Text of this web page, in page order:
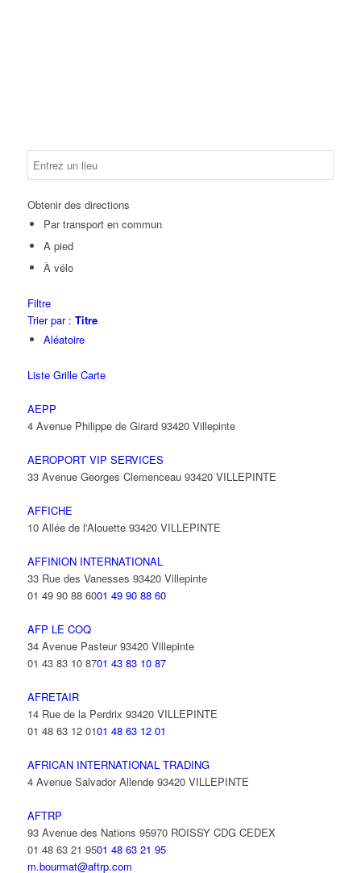
Obtenir des directions
Par transport en commun
A pied
À vélo
Filtre
Trier par : Titre
Aléatoire
Liste Grille Carte
AEPP
4 Avenue Philippe de Girard 93420 Villepinte
AEROPORT VIP SERVICES
33 Avenue Georges Clemenceau 93420 VILLEPINTE
AFFICHE
10 Allée de l'Alouette 93420 VILLEPINTE
AFFINION INTERNATIONAL
33 Rue des Vanesses 93420 Villepinte
01 49 90 88 6001 49 90 88 60
AFP LE COQ
34 Avenue Pasteur 93420 Villepinte
01 43 83 10 8701 43 83 10 87
AFRETAIR
14 Rue de la Perdrix 93420 VILLEPINTE
01 48 63 12 0101 48 63 12 01
AFRICAN INTERNATIONAL TRADING
4 Avenue Salvador Allende 93420 VILLEPINTE
AFTRP
93 Avenue des Nations 95970 ROISSY CDG CEDEX
01 48 63 21 9501 48 63 21 95
m.bourmat@aftrp.com